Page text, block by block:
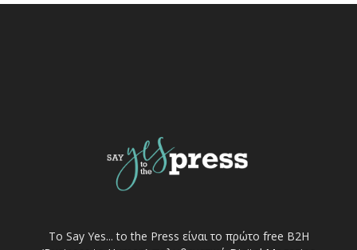
Το Say Yes... to the Press είναι το πρώτο free Β2Η